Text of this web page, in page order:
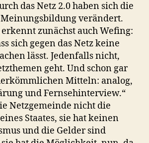
das Netz 2.0 haben sich die
verändert.
zunächst auch Wefing:
sich gegen das Netz keine
lässt. Jedenfalls nicht,
geht. Und schon gar
Mitteln: analog,
und Fernsehinterview.“
Netzgemeinde nicht die
Staates, sie hat keinen
und die Gelder sind